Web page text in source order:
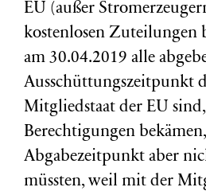
EU (außer
kostenlosen Zuteilungen
am 30.04.2019 alle
Ausschüttungszeitpunkt
Mitgliedstaat der EU
Berechtigungen
Abgabezeitpunkt aber
müssten, weil mit der